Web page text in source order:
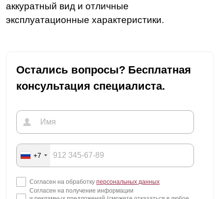
аккуратный вид и отличные
эксплуатационные характеристики.
Остались вопросы? Бесплатная
консультация специалиста.
+7
Согласен на обработку персональных данных
Согласен на получение информации